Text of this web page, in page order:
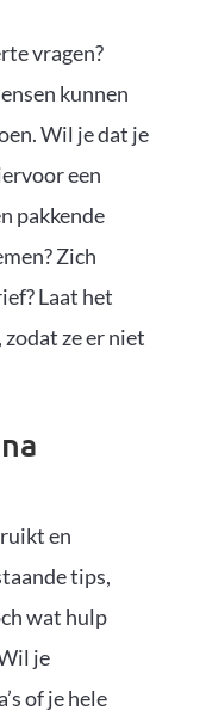
vragen?
kunnen
Wil je dat je
een
pakkende
Zich
Laat het
ze er niet
en
tips,
wat hulp
je
of je hele